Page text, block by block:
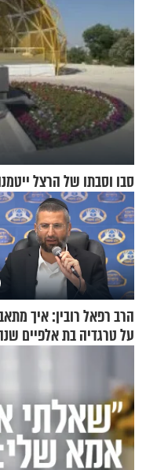
סבו וסבתו של הרצל
הרב רפאל רובין: איך
על טרגדיה בת אלפיים